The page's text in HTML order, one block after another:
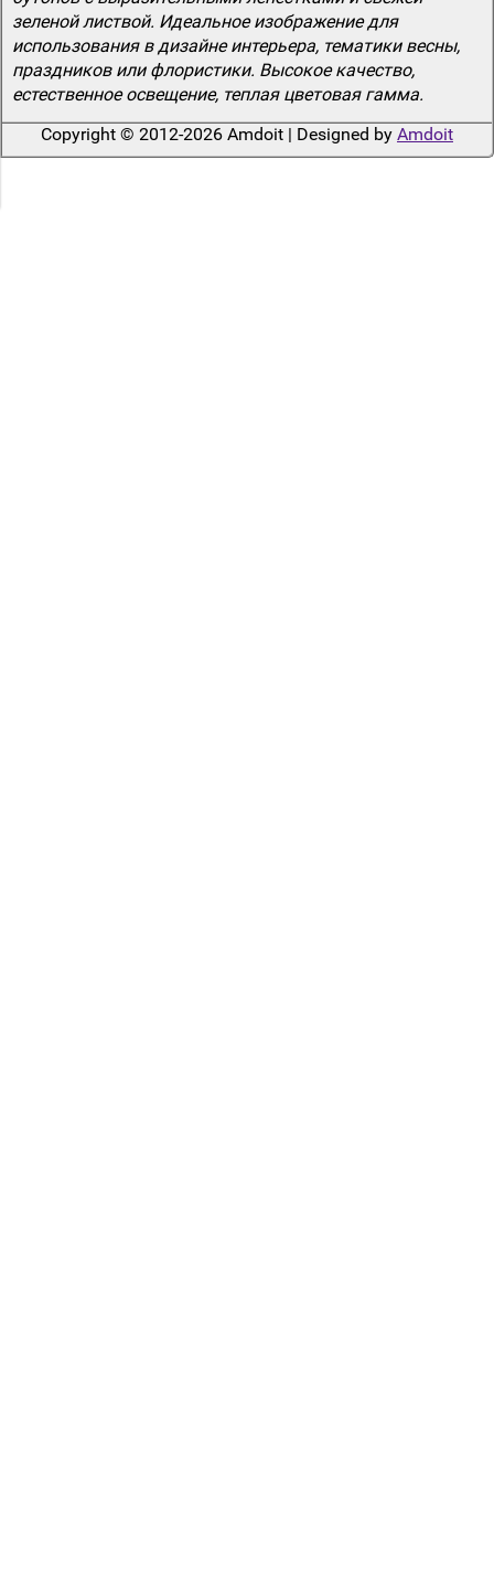
зеленой листвой. Идеальное изображение для
использования в дизайне интерьера, тематики весны,
праздников или флористики. Высокое качество,
естественное освещение, теплая цветовая гамма.
Copyright © 2012-2026 Amdoit | Designed by Amdoit